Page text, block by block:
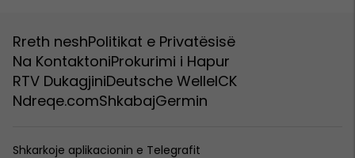
Rreth neshPolitikat e Privatësisë
Na KontaktoniProkurimi i Hapur
RTV DukagjiniDeutsche WelleICK
Ndreqe.comShkabajGermin
Shkarkoje aplikacionin e Telegrafit